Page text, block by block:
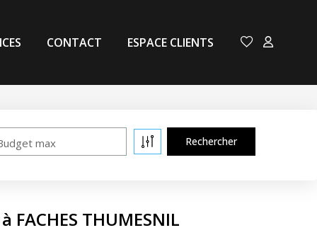
CONTACT ESPACE CLIENTS
max
THUMESNIL